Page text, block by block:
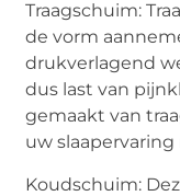
Traagschuim:
de vorm
drukverlagend
dus last van
gemaakt van
uw
Koudschuim: